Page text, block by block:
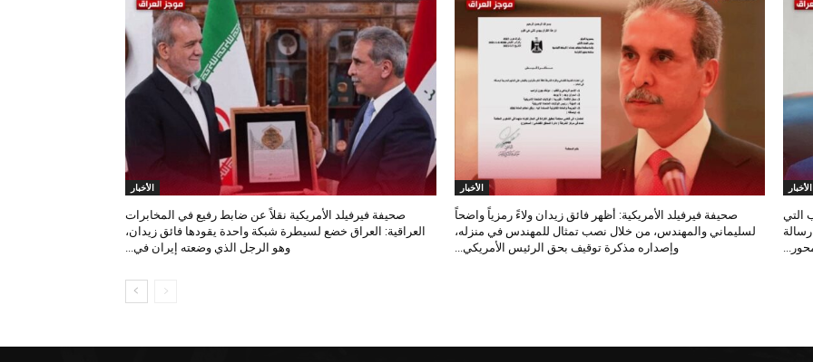
الأخبار
التي
الأخبار
صحيفة فيرفيلد الأمريكية: أظهر فائق زيدان ولاءً رمزياً واضحاً
لسليماني والمهندس، من خلال نصب تمثال للمهندس في منزله،
وإصداره مذكرة توقيف بحق الرئيس الأمريكي...
الأخبار
صحيفة فيرفيلد الأمريكية نقلاً عن ضابط رفيع في المخابرات
العراقية: العراق خضع لسيطرة شبكة واحدة يقودها فائق زيدان،
وهو الرجل الذي وضعته إيران في...